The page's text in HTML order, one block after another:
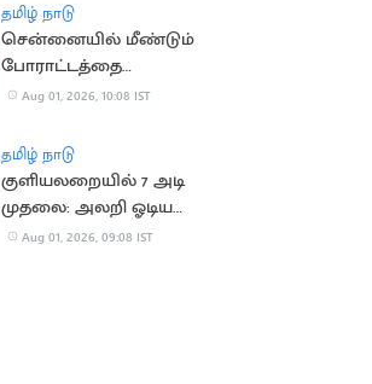
தமிழ் நாடு
சென்னையில் மீண்டும்
போராட்டத்தை
தொடங்கிய தூய்மை
Aug 01, 2026, 10:08 IST
தமிழ் நாடு
குளியலறையில் 7 அடி
முதலை: அலறி ஓடிய
குடும்பத்தினர்
Aug 01, 2026, 09:08 IST